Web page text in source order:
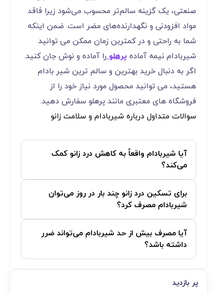
صنعتی، یک گزینه سالم‌تر محسوب می‌شود زیرا فاقد
مواد افزودنی و نگهدارنده‌های مضر است. ضمن اینکه
شما به راحتی و در کمترین زمان ممکن می توانید
شیربادام نیمه آماده پرهلورا آماده و نوش جان کنید.
اگر به دنبال خرید بهترین و سالم ترین شیر بادام
هستید، می توانید محصول مورد نیاز خود را از
فروشگاه های معتبری مانند پرهلو سفارش دهید.
سوالات متداول درباره شیربادام و سلامت زانو
آیا شیربادام واقعاً به کاهش درد زانو کمک
می‌کند؟
برای تسکین درد زانو چند بار در روز می‌توان
شیربادام مصرف کرد؟
آیا مصرف بیش از حد شیربادام می‌تواند ضرر
داشته باشد؟
پر بازدید